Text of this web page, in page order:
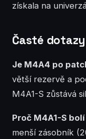
získala na
Časté dotazy
Je M4A4 po
větší rezervě a
M4A1-S zůstává
Proč M4A1-S
menší zásobník